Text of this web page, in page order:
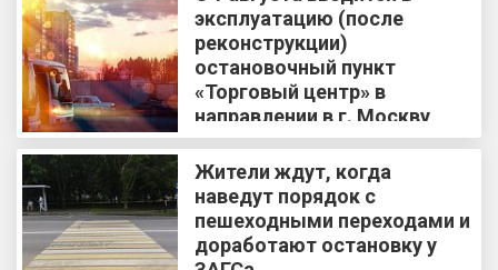
эксплуатацию (после
реконструкции)
остановочный пункт
«Торговый центр» в
направлении в г. Москву
Жители ждут, когда
наведут порядок с
пешеходными переходами и
доработают остановку у